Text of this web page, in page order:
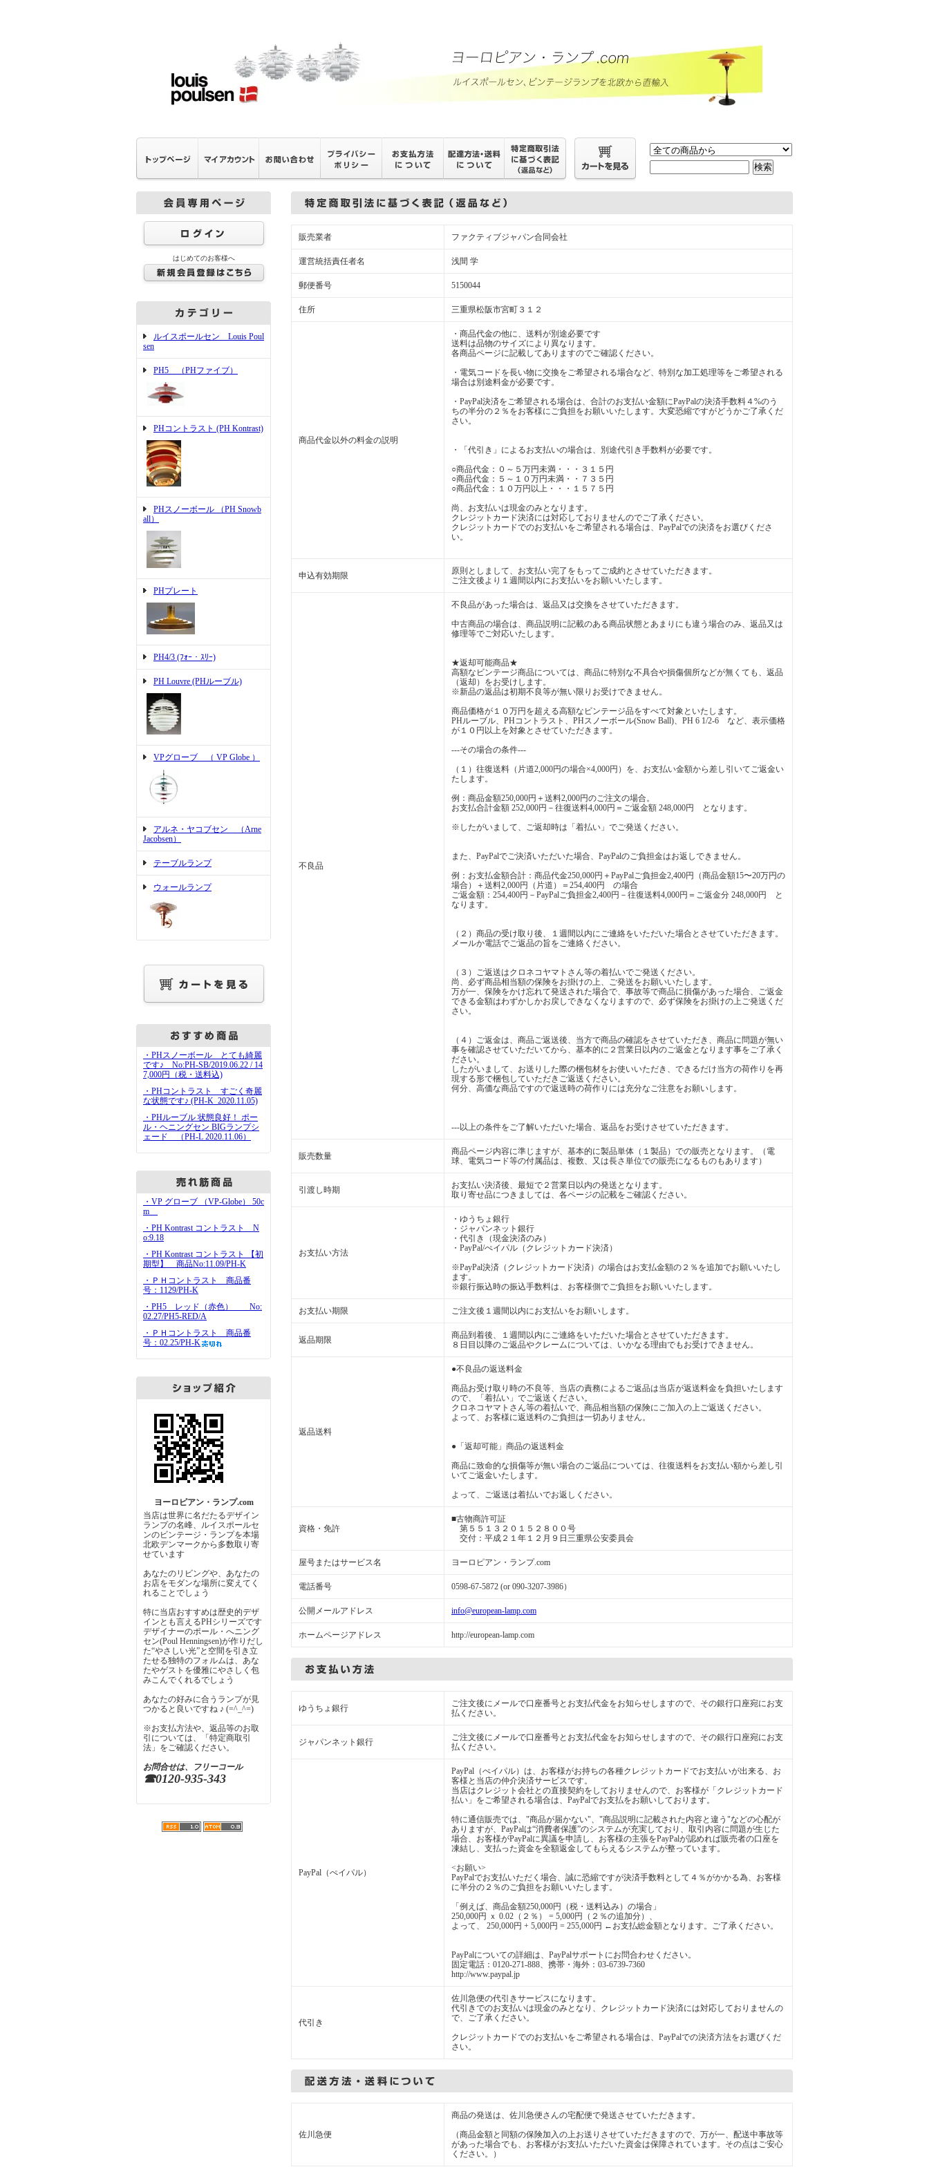
はじめてのお客様へ
ルイスポールセン Louis Poul
sen
PH5 （PHファイブ）
PHコントラスト (PH Kontrast)
PHスノーボール （PH Snowb
all）
PHプレート
PH4/3 (ﾌｫｰ・ｽﾘｰ)
PH Louvre (PHルーブル)
VPグローブ （ VP Globe ）
アルネ・ヤコブセン （Arne
Jacobsen）
テーブルランプ
ウォールランプ
・PHスノーボール とても綺麗
です♪ No:PH-SB/2019.06.22 / 14
7,000円（税・送料込)
・PHコントラスト すごく奇麗
な状態です♪ (PH-K_2020.11.05)
・PHルーブル 状態良好！ ポー
ル・ヘニングセン BIGランプシ
ェード （PH-L 2020.11.06）
・VP グローブ （VP-Globe） 50c
m
・PH Kontrast コントラスト N
o:9.18
・PH Kontrast コントラスト 【初
期型】 商品No:11.09/PH-K
・ＰＨコントラスト 商品番
号：1129/PH-K
・PH5 レッド（赤色） No:
02.27/PH5-RED/A
・ＰＨコントラスト 商品番
号：02.25/PH-K
ヨーロピアン・ランプ.com
当店は世界に名だたるデザイン
ランプの名峰、ルイスポールセ
ンのビンテージ・ランプを本場
北欧デンマークから多数取り寄
せています
あなたのリビングや、あなたの
お店をモダンな場所に変えてく
れることでしょう
特に当店おすすめは歴史的デザ
インとも言えるPHシリーズです
デザイナーのポール・へニング
セン(Poul Henningsen)が作りだし
た“やさしい光”と空間を引き立
たせる独特のフォルムは、あな
たやゲストを優雅にやさしく包
みこんでくれるでしょう
あなたの好みに合うランプが見
つかると良いですね ♪ (=^_^=)
※お支払方法や、返品等のお取
引については、「特定商取引
法」をご確認ください。
お問合せは、フリーコール
☎0120-935-343
販売業者 ファクティブジャパン合同会社
運営統括責任者名 浅間 学
郵便番号 5150044
住所 三重県松阪市宮町３１２
商品代金以外の料金の説明
・商品代金の他に、送料が別途必要です
送料は品物のサイズにより異なります。
各商品ページに記載してありますのでご確認ください。
・電気コードを長い物に交換をご希望される場合など、特別な加工処理等をご希望される
場合は別途料金が必要です。
・PayPal決済をご希望される場合は、合計のお支払い金額にPayPalの決済手数料４%のう
ちの半分の２％をお客様にご負担をお願いいたします。大変恐縮ですがどうかご了承くだ
さい。
・「代引き」によるお支払いの場合は、別途代引き手数料が必要です。
○商品代金：０～５万円未満・・・３１５円
○商品代金：５～１０万円未満・・７３５円
○商品代金：１０万円以上・・・１５７５円
尚、お支払いは現金のみとなります。
クレジットカード決済には対応しておりませんのでご了承ください。
クレジットカードでのお支払いをご希望される場合は、PayPalでの決済をお選びくださ
い。
申込有効期限
原則としまして、お支払い完了をもってご成約とさせていただきます。
ご注文後より１週間以内にお支払いをお願いいたします。
不良品
不良品があった場合は、返品又は交換をさせていただきます。
中古商品の場合は、商品説明に記載のある商品状態とあまりにも違う場合のみ、返品又は
修理等でご対応いたします。
★返却可能商品★
高額なビンテージ商品については、商品に特別な不具合や損傷個所などが無くても、返品
（返却）をお受けします。
※新品の返品は初期不良等が無い限りお受けできません。
商品価格が１０万円を超える高額なビンテージ品をすべて対象といたします。
PHルーブル、PHコントラスト、PHスノーボール(Snow Ball)、PH 6 1/2-6 など、表示価格
が１０円以上を対象とさせていただきます。
---その場合の条件---
（１）往復送料（片道2,000円の場合×4,000円）を、お支払い金額から差し引いてご返金い
たします。
例：商品金額250,000円＋送料2,000円のご注文の場合。
お支払合計金額 252,000円－往復送料4,000円＝ご返金額 248,000円 となります。
※したがいまして、ご返却時は「着払い」でご発送ください。
また、PayPalでご決済いただいた場合、PayPalのご負担金はお返しできません。
例：お支払金額合計：商品代金250,000円＋PayPalご負担金2,400円（商品金額15〜20万円の
場合）＋送料2,000円（片道）＝254,400円 の場合
ご返金額：254,400円－PayPalご負担金2,400円－往復送料4,000円＝ご返金分 248,000円 と
なります。
（２）商品の受け取り後、１週間以内にご連絡をいただいた場合とさせていただきます。
メールか電話でご返品の旨をご連絡ください。
（３）ご返送はクロネコヤマトさん等の着払いでご発送ください。
尚、必ず商品相当額の保険をお掛けの上、ご発送をお願いいたします。
万が一、保険をかけ忘れて発送された場合で、事故等で商品に損傷があった場合、ご返金
できる金額はわずかしかお戻しできなくなりますので、必ず保険をお掛けの上ご発送くだ
さい。
（４）ご返金は、商品ご返送後、当方で商品の確認をさせていただき、商品に問題が無い
事を確認させていただいてから、基本的に２営業日以内のご返金となります事をご了承く
ださい。
したがいまして、お送りした際の梱包材をお使いいただき、できるだけ当方の荷作りを再
現する形で梱包していただきご返送ください。
何分、高価な商品ですので返送時の荷作りには充分なご注意をお願いします。
---以上の条件をご了解いただいた場合、返品をお受けさせていただきます。
販売数量
商品ページ内容に準じますが、基本的に製品単体（１製品）での販売となります。（電
球、電気コード等の付属品は、複数、又は長さ単位での販売になるものもあります）
引渡し時期
お支払い決済後、最短で２営業日以内の発送となります。
取り寄せ品につきましては、各ページの記載をご確認ください。
お支払い方法
・ゆうちょ銀行
・ジャパンネット銀行
・代引き（現金決済のみ）
・PayPal/ぺイパル（クレジットカード決済）
※PayPal決済（クレジットカード決済）の場合はお支払金額の２％を追加でお願いいたし
ます。
※銀行振込時の振込手数料は、お客様側でご負担をお願いいたします。
お支払い期限 ご注文後１週間以内にお支払いをお願いします。
返品期限
商品到着後、１週間以内にご連絡をいただいた場合とさせていただきます。
８日目以降のご返品やクレームについては、いかなる理由でもお受けできません。
返品送料
●不良品の返送料金
商品お受け取り時の不良等、当店の責務によるご返品は当店が返送料金を負担いたします
ので、「着払い」でご返送ください。
クロネコヤマトさん等の着払いで、商品相当額の保険にご加入の上ご返送ください。
よって、お客様に返送料のご負担は一切ありません。
●「返却可能」商品の返送料金
商品に致命的な損傷等が無い場合のご返品については、往復送料をお支払い額から差し引
いてご返金いたします。
よって、ご返送は着払いでお返しください。
資格・免許
■古物商許可証
第５５１３２０１５２８００号
交付：平成２１年１２月９日三重県公安委員会
屋号またはサービス名 ヨーロピアン・ランプ.com
電話番号 0598-67-5872 (or 090-3207-3986）
公開メールアドレス info@european-lamp.com
ホームページアドレス http://european-lamp.com
ゆうちょ銀行
ご注文後にメールで口座番号とお支払代金をお知らせしますので、その銀行口座宛にお支
払ください。
ジャパンネット銀行
ご注文後にメールで口座番号とお支払代金をお知らせしますので、その銀行口座宛にお支
払ください。
PayPal（ぺイパル）
PayPal（ぺイパル）は、お客様がお持ちの各種クレジットカードでお支払いが出来る、お
客様と当店の仲介決済サービスです。
当店はクレジット会社との直接契約をしておりませんので、お客様が「クレジットカード
払い」をご希望される場合は、PayPalでお支払をお願いしております。
特に通信販売では、"商品が届かない"、"商品説明に記載された内容と違う"などの心配が
ありますが、PayPalは“消費者保護”のシステムが充実しており、取引内容に問題が生じた
場合、お客様がPayPalに異議を申請し、お客様の主張をPayPalが認めれば販売者の口座を
凍結し、支払った資金を全額返金してもらえるシステムが整っています。
<お願い>
PayPalでお支払いただく場合、誠に恐縮ですが決済手数料として４％がかかる為、お客様
に半分の２％のご負担をお願いいたします。
「例えば、商品金額250,000円（税・送料込み）の場合」
250,000円 ｘ 0.02（２％） = 5,000円（２％の追加分）、
よって、 250,000円 + 5,000円 = 255,000円 ←お支払総金額となります。ご了承ください。
PayPalについての詳細は、PayPalサポートにお問合わせください。
固定電話：0120-271-888、携帯・海外：03-6739-7360
http://www.paypal.jp
代引き
佐川急便の代引きサービスになります。
代引きでのお支払いは現金のみとなり、クレジットカード決済には対応しておりませんの
で、ご了承ください。
クレジットカードでのお支払いをご希望される場合は、PayPalでの決済方法をお選びくだ
さい。
佐川急便
商品の発送は、佐川急便さんの宅配便で発送させていただきます。
（商品金額と同額の保険加入の上お送りさせていただきますので、万が一、配送中事故等
があった場合でも、お客様がお支払いただいた資金は保障されています。その点はご安心
ください。）